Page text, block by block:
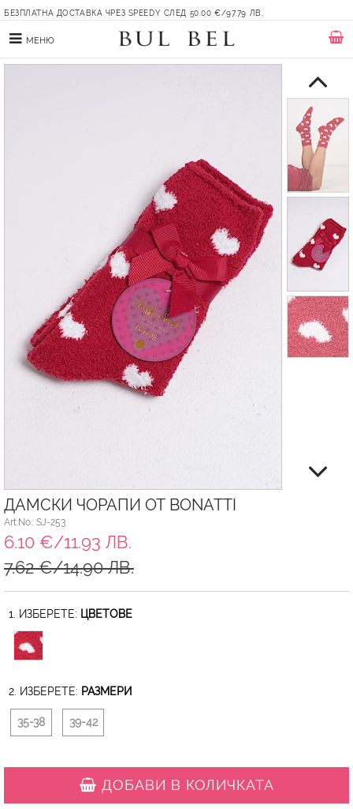
БЕЗПЛАТНА ДОСТАВКА ЧРЕЗ SPEEDY СЛЕД 50.00 €/97.79 ЛВ.
МЕНЮ
ДАМСКИ ЧОРАПИ ОТ BONATTI
Art.No.: SJ-253
6.10 €/11.93 ЛВ.
7.62 €/14.90 ЛВ.
1. ИЗБЕРЕТЕ: ЦВЕТОВЕ
2. ИЗБЕРЕТЕ: РАЗМЕРИ
35-38 39-42
ДОБАВИ В КОЛИЧКАТА